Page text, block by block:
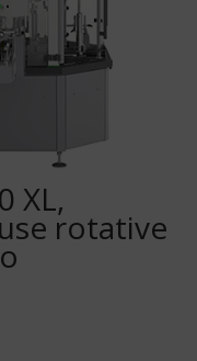
XL,
rotative